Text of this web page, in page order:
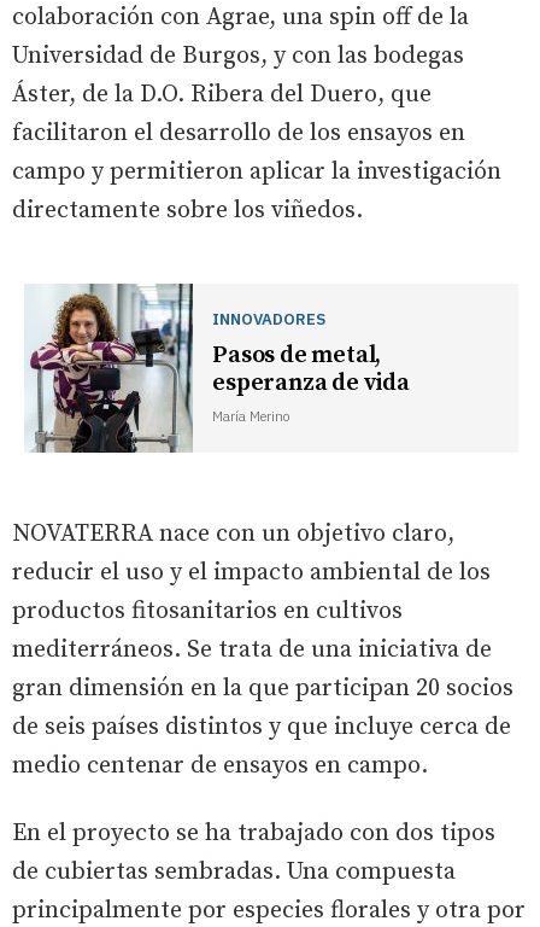
colaboración con Agrae, una spin off de la
Universidad de Burgos, y con las bodegas
Áster, de la D.O. Ribera del Duero, que
facilitaron el desarrollo de los ensayos en
campo y permitieron aplicar la investigación
directamente sobre los viñedos.
INNOVADORES
Pasos de metal,
esperanza de vida
María Merino
NOVATERRA nace con un objetivo claro,
reducir el uso y el impacto ambiental de los
productos fitosanitarios en cultivos
mediterráneos. Se trata de una iniciativa de
gran dimensión en la que participan 20 socios
de seis países distintos y que incluye cerca de
medio centenar de ensayos en campo.
En el proyecto se ha trabajado con dos tipos
de cubiertas sembradas. Una compuesta
principalmente por especies florales y otra por